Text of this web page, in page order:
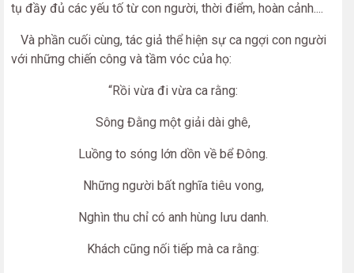
tụ đầy đủ các yếu tố từ con người, thời điểm, hoàn cảnh....
Và phần cuối cùng, tác giả thể hiện sự ca ngợi con người
với những chiến công và tầm vóc của họ:
“Rồi vừa đi vừa ca rằng:
Sông Đằng một giải dài ghê,
Luồng to sóng lớn dồn về bể Đông.
Những người bất nghĩa tiêu vong,
Nghìn thu chỉ có anh hùng lưu danh.
Khách cũng nối tiếp mà ca rằng: